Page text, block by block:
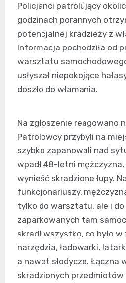
Policjanci patrolujący
godzinach porannych
potencjalnej kradzieży z
Informacja pochodziła od
warsztatu
usłyszał niepokojące
doszło do włamania.
Na zgłoszenie reagowano
Patrolowcy przybyli na
szybko zapanowali nad
wpadł 48-letni
wynieść skradzione łupy.
funkcjonariuszy,
tylko do warsztatu, ale i
zaparkowanych tam
skradł wszystko, co było
narzędzia, ładowarki,
a nawet słodycze. Łączna
skradzionych przedmiotów